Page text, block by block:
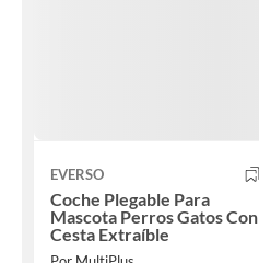
EVERSO
Coche Plegable Para
Mascota Perros Gatos Con
Cesta Extraíble